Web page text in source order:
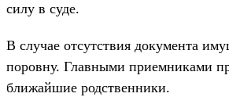
силу в суде.
В случае отсутствия документа
поровну. Главными приемниками
ближайшие родственники.